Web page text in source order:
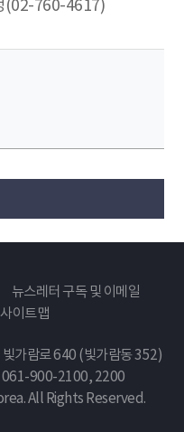
(02-760-4617)
뉴스레터 구독 및 이메일
사이트맵
가람로 640 (빛가람동 352)
061-900-2100, 2200
All Rights Reserved.